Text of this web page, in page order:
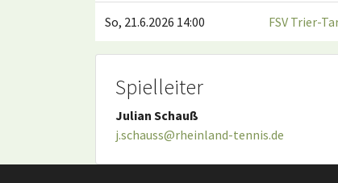
So, 21.6.2026 14:00 FSV Trier-
Spielleiter
Julian Schauß
j.schauss@rheinland-tennis.de